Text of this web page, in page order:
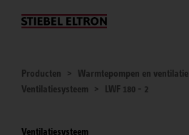
Actueel
Producten Warmtepompen en ventilatie
Ventilatiesysteem
LWF 180 - 2
Ventilatiesysteem